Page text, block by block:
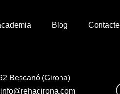
Blog Contacte
Bescanó (Girona)
info@rehagirona.com